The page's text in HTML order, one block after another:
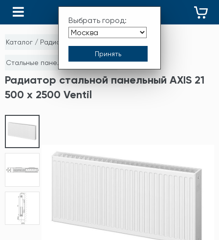
Выбрать город:
Каталог / Радиаторы отопления
Стальные панельные радиаторы
Радиатор стальной панельный AXIS 21
500 x 2500 Ventil